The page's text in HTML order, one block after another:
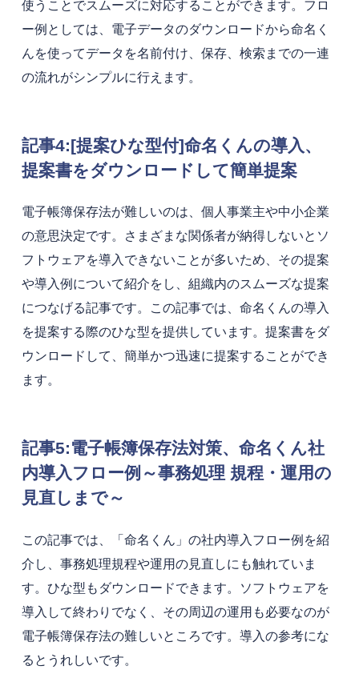
使うことでスムーズに対応することができます。フロ
ー例としては、電子データのダウンロードから命名く
んを使ってデータを名前付け、保存、検索までの一連
の流れがシンプルに行えます。
記事4:[提案ひな型付]命名くんの導入、
提案書をダウンロードして簡単提案
電子帳簿保存法が難しいのは、個人事業主や中小企業
の意思決定です。さまざまな関係者が納得しないとソ
フトウェアを導入できないことが多いため、その提案
や導入例について紹介をし、組織内のスムーズな提案
につなげる記事です。この記事では、命名くんの導入
を提案する際のひな型を提供しています。提案書をダ
ウンロードして、簡単かつ迅速に提案することができ
ます。
記事5:電子帳簿保存法対策、命名くん社
内導入フロー例～事務処理 規程・運用の
見直しまで～
この記事では、「命名くん」の社内導入フロー例を紹
介し、事務処理規程や運用の見直しにも触れていま
す。ひな型もダウンロードできます。ソフトウェアを
導入して終わりでなく、その周辺の運用も必要なのが
電子帳簿保存法の難しいところです。導入の参考にな
るとうれしいです。